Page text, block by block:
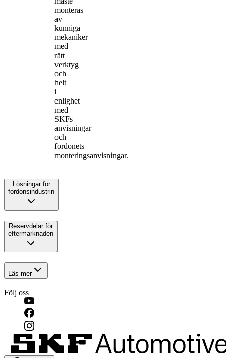
monteras
av
kunniga
mekaniker
med
rätt
verktyg
och
helt
i
enlighet
med
SKFs
anvisningar
och
fordonets
monteringsanvisningar.
Lösningar för
fordonsindustrin
Reservdelar för
eftermarknaden
Läs mer
Följ oss